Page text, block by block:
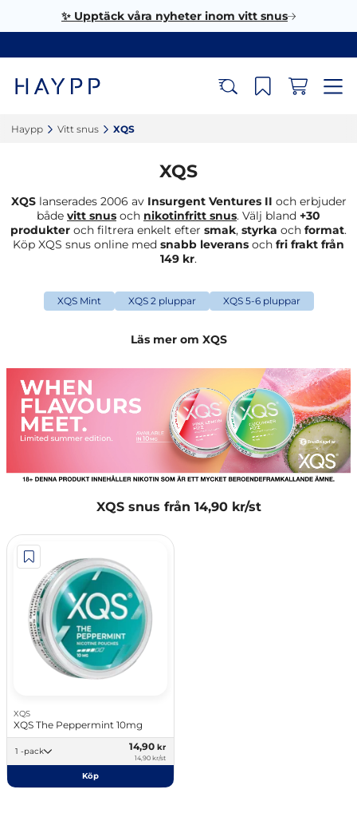
✨ Upptäck våra nyheter inom vitt snus
Haypp‎ Vitt snus‎ XQS‎
XQS
XQSlanserades 2006 av Insurgent Ventures II och erbjuder
både vitt snus och nikotinfritt snus. Välj bland +30
produkter och filtrera enkelt efter smak, styrka och format.
Köp XQS snus online med snabb leverans och fri frakt från
149 kr.
XQS Mint XQS 2 pluppar XQS 5-6 pluppar
Läs mer om XQS
XQS snus från 14,90 kr/st
XQS
XQS The Peppermint 10mg
1 -pack 14,90 kr
14,90 kr/st
Köp